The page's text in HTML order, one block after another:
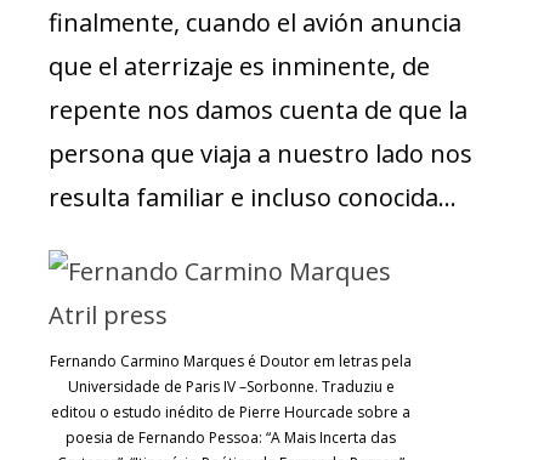
finalmente, cuando el avión anuncia
que el aterrizaje es inminente, de
repente nos damos cuenta de que la
persona que viaja a nuestro lado nos
resulta familiar e incluso conocida…
Fernando Carmino Marques é Doutor em letras pela
Universidade de Paris IV –Sorbonne. Traduziu e
editou o estudo inédito de Pierre Hourcade sobre a
poesia de Fernando Pessoa: “A Mais Incerta das